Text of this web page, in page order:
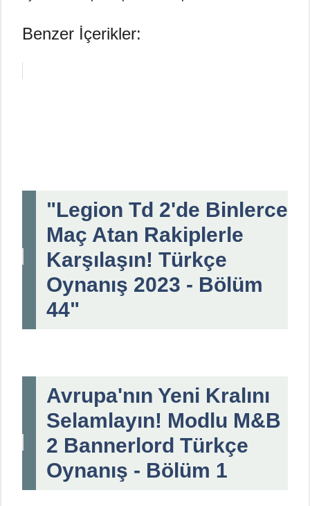
Benzer İçerikler:
"Legion Td 2'de Binlerce
Maç Atan Rakiplerle
Karşılaşın! Türkçe
Oynanış 2023 - Bölüm
44"
Avrupa'nın Yeni Kralını
Selamlayın! Modlu M&B
2 Bannerlord Türkçe
Oynanış - Bölüm 1